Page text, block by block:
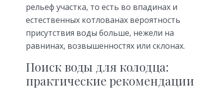
рельеф участка, то есть во впадинах и
естественных котлованах вероятность
присутствия воды больше, нежели на
равнинах, возвышенностях или склонах.
Поиск воды для колодца:
практические рекомендации